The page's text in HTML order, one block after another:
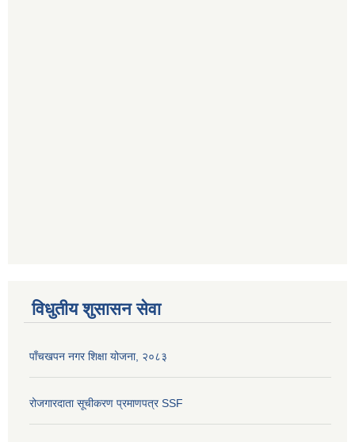
विधुतीय शुसासन सेवा
पाँचखपन नगर शिक्षा योजना, २०८३
रोजगारदाता सूचीकरण प्रमाणपत्र SSF